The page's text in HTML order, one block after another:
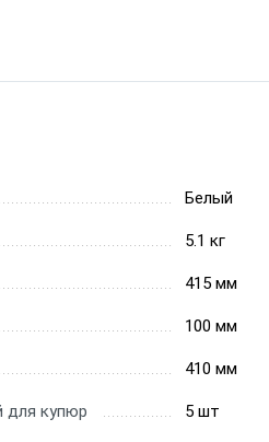
Белый
5.1 кг
415 мм
100 мм
410 мм
для купюр 5 шт